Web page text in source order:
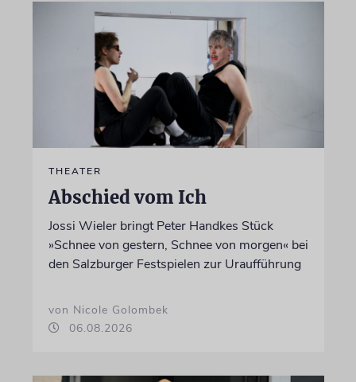
THEATER
Abschied vom Ich
Jossi Wieler bringt Peter Handkes Stück
»Schnee von gestern, Schnee von morgen« bei
den Salzburger Festspielen zur Uraufführung
von Nicole Golombek
06.08.2026